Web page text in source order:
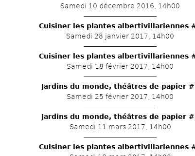
Samedi 10 décembre 2016, 14h00
Cuisiner les plantes albertivillariennes
Samedi 28 janvier 2017, 14h00
Cuisiner les plantes albertivillariennes
Samedi 18 février 2017, 14h00
Jardins du monde, théâtres de papier
Samedi 25 février 2017, 14h00
Jardins du monde, théâtres de papier
Samedi 11 mars 2017, 14h00
Cuisiner les plantes albertivillariennes